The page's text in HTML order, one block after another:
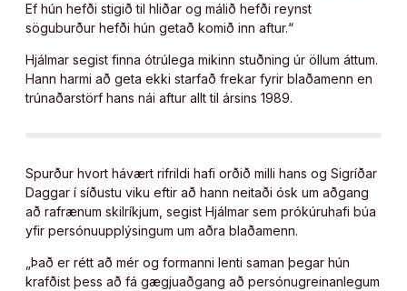
Ef hún hefði stigið til hliðar og málið hefði reynst
söguburður hefði hún getað komið inn aftur.“
Hjálmar segist finna ótrúlega mikinn stuðning úr öllum áttum.
Hann harmi að geta ekki starfað frekar fyrir blaðamenn en
trúnaðarstörf hans nái aftur allt til ársins 1989.
Spurður hvort hávært rifrildi hafi orðið milli hans og Sigríðar
Daggar í síðustu viku eftir að hann neitaði ósk um aðgang
að rafrænum skilríkjum, segist Hjálmar sem prókúruhafi búa
yfir persónuupplýsingum um aðra blaðamenn.
„Það er rétt að mér og formanni lenti saman þegar hún
krafðist þess að fá gægjuaðgang að persónugreinanlegum